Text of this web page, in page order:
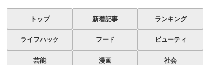
トップ 新着記事 ランキング
ライフハック フード ビューティ
芸能 漫画 社会